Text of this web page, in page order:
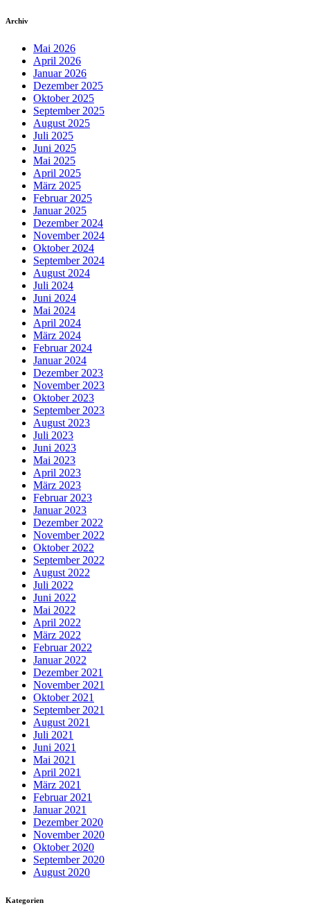
Archiv
Mai 2026
April 2026
Januar 2026
Dezember 2025
Oktober 2025
September 2025
August 2025
Juli 2025
Juni 2025
Mai 2025
April 2025
März 2025
Februar 2025
Januar 2025
Dezember 2024
November 2024
Oktober 2024
September 2024
August 2024
Juli 2024
Juni 2024
Mai 2024
April 2024
März 2024
Februar 2024
Januar 2024
Dezember 2023
November 2023
Oktober 2023
September 2023
August 2023
Juli 2023
Juni 2023
Mai 2023
April 2023
März 2023
Februar 2023
Januar 2023
Dezember 2022
November 2022
Oktober 2022
September 2022
August 2022
Juli 2022
Juni 2022
Mai 2022
April 2022
März 2022
Februar 2022
Januar 2022
Dezember 2021
November 2021
Oktober 2021
September 2021
August 2021
Juli 2021
Juni 2021
Mai 2021
April 2021
März 2021
Februar 2021
Januar 2021
Dezember 2020
November 2020
Oktober 2020
September 2020
August 2020
Kategorien